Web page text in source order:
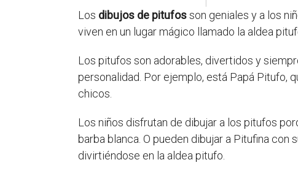
Los dibujos de pitufosson geniales y a los
viven en un lugar mágico llamado la aldea
Los pitufos son adorables, divertidos y
personalidad. Por ejemplo, está Papá Pitufo,
chicos.
Los niños disfrutan de dibujar a los pitufos
barba blanca. O pueden dibujar a Pitufina
divirtiéndose en la aldea pitufo.